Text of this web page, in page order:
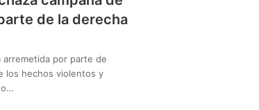
de la derecha
arremetida por parte de
los hechos violentos y